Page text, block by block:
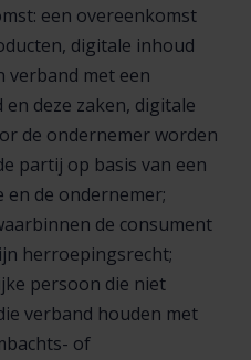
een overeenkomst
digitale inhoud
met een
deze zaken, digitale
de ondernemer worden
partij op basis van een
en de ondernemer;
de consument
herroepingsrecht;
persoon die niet
verband houden met
of